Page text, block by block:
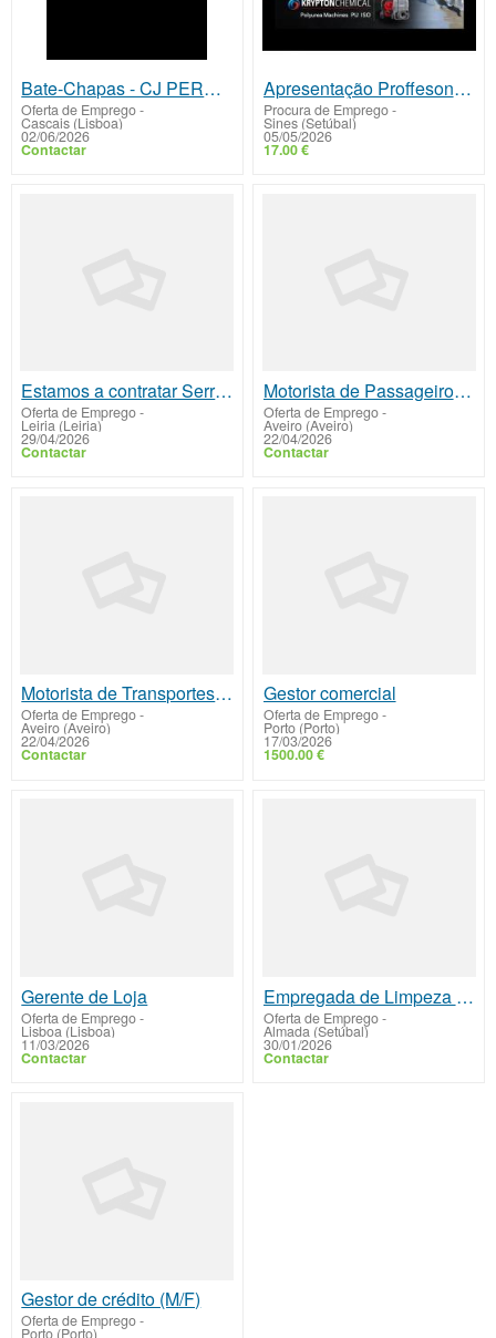
Bate-Chapas - CJ PEREIRA CAR - entrada imediata
Oferta de Emprego-
Cascais (Lisboa)
02/06/2026
Contactar
Apresentação Proffesonal da Mahidul Works
Procura de Emprego-
Sines (Setúbal)
05/05/2026
17.00 €
Estamos a contratar Serralheiro (m/f) – Entrada imediata.
Oferta de Emprego-
Leiria (Leiria)
29/04/2026
Contactar
Motorista de Passageiros Ligeiros / Táxi (M/F)
Oferta de Emprego-
Aveiro (Aveiro)
22/04/2026
Contactar
Motorista de Transportes Pesados de Passageiros (M/F)
Oferta de Emprego-
Aveiro (Aveiro)
22/04/2026
Contactar
Gestor comercial
Oferta de Emprego-
Porto (Porto)
17/03/2026
1500.00 €
Gerente de Loja
Oferta de Emprego-
Lisboa (Lisboa)
11/03/2026
Contactar
Empregada de Limpeza com Carta de Condução
Oferta de Emprego-
Almada (Setúbal)
30/01/2026
Contactar
Gestor de crédito (M/F)
Oferta de Emprego-
Porto (Porto)